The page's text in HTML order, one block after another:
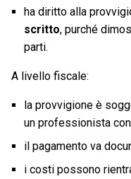
ha diritto alla
scritto, purché
parti.
A livello fiscale:
la provvigione è
un professionista
il pagamento va
i costi possono